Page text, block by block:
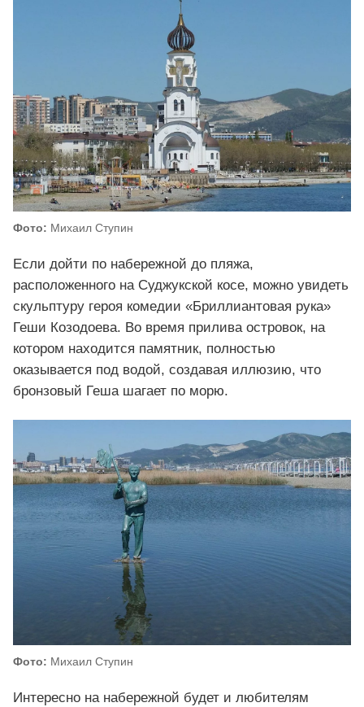
Фото: Михаил Ступин
Если дойти по набережной до пляжа,
расположенного на Суджукской косе, можно увидеть
скульптуру героя комедии «Бриллиантовая рука»
Геши Козодоева. Во время прилива островок, на
котором находится памятник, полностью
оказывается под водой, создавая иллюзию, что
бронзовый Геша шагает по морю.
Фото: Михаил Ступин
Интересно на набережной будет и любителям